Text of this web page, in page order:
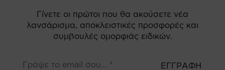
Γίνετε οι πρώτοι που θα ακούσετε νέα
λανσάρισμα, αποκλειστικές προσφορές και
συμβουλές ομορφιάς ειδικών.